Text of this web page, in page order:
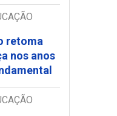
retoma
nos anos